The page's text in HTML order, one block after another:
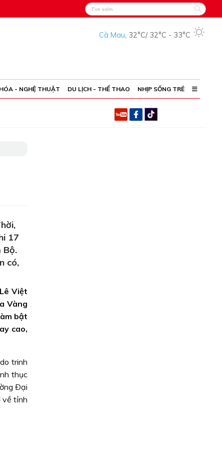
Cà Mau, 32°C/ 32°C - 33°C
- NGHỆ THUẬT DU LỊCH - THỂ THAO NHỊP SỐNG TRẺ
17
Bộ.
có,
Việt
Vàng
bật
cao,
trinh
thục
Ðại
về tỉnh